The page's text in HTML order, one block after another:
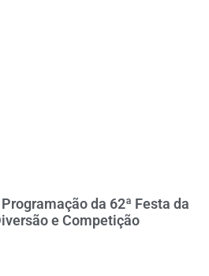
da 62ª Festa da
e Competição